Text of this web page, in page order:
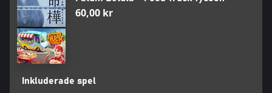
60,00 kr
Inkluderade spel